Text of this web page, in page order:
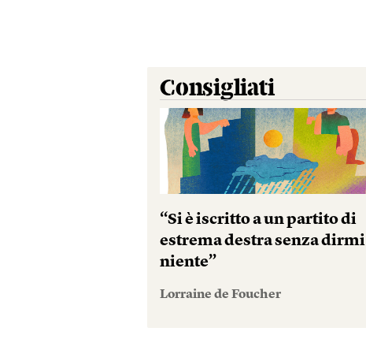
Consigliati
“Si è iscritto a un partito di
estrema destra senza dirmi
niente”
Lorraine de Foucher